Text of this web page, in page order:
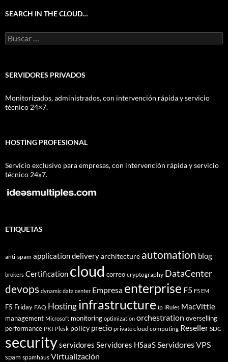
SEARCH IN THE CLOUD…
Buscar:
SERVIDORES PRIVADOS
Monitorizados, administrados, con intervención rápida y servicio
técnico 24×7.
HOSTING PROFESIONAL
Servicio exclusivo para empresas, con intervención rápida y servicio
técnico 24x7.
ETIQUETAS
anti-spam application deliveryarchitecture automation blog
brokers Certification cloud correo cryptography DataCenter
devops dynamic data center Empresa enterprise F5 F5 EM
F5 Friday FAQ Hostinginfrastructure ip iRules MacVittie
management Microsoft monitoring optimization orchestration overselling
performance PKI Plesk policy precio private cloud computing Reseller SDC
securityservidores Servidores HSaaSServidores VPS
spam spamhaus Virtualización